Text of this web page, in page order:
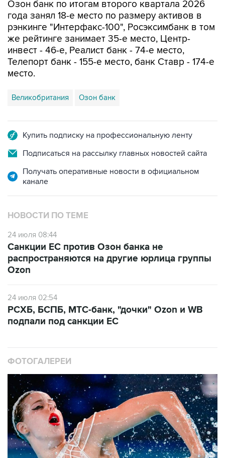
рэнкинге "Интерфакс-100", Росэксимбанк в том
же рейтинге занимает 35-е место, Центр-
инвест - 46-е, Реалист банк - 74-е место,
Телепорт банк - 155-е место, банк Ставр - 174-е
место.
Великобритания
Подписаться на рассылку главных новостей сайта
Получать оперативные новости в официальном
НОВОСТИ ПО ТЕМЕ
24 июля 08:44
распространяются на другие юрлица группы
Ozon
подпали под санкции ЕС